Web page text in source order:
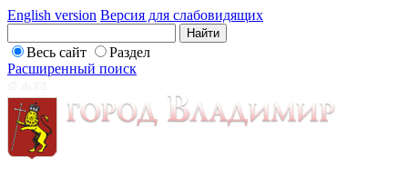
English version Версия для слабовидящих
Весь сайт
Раздел
Расширенный поиск